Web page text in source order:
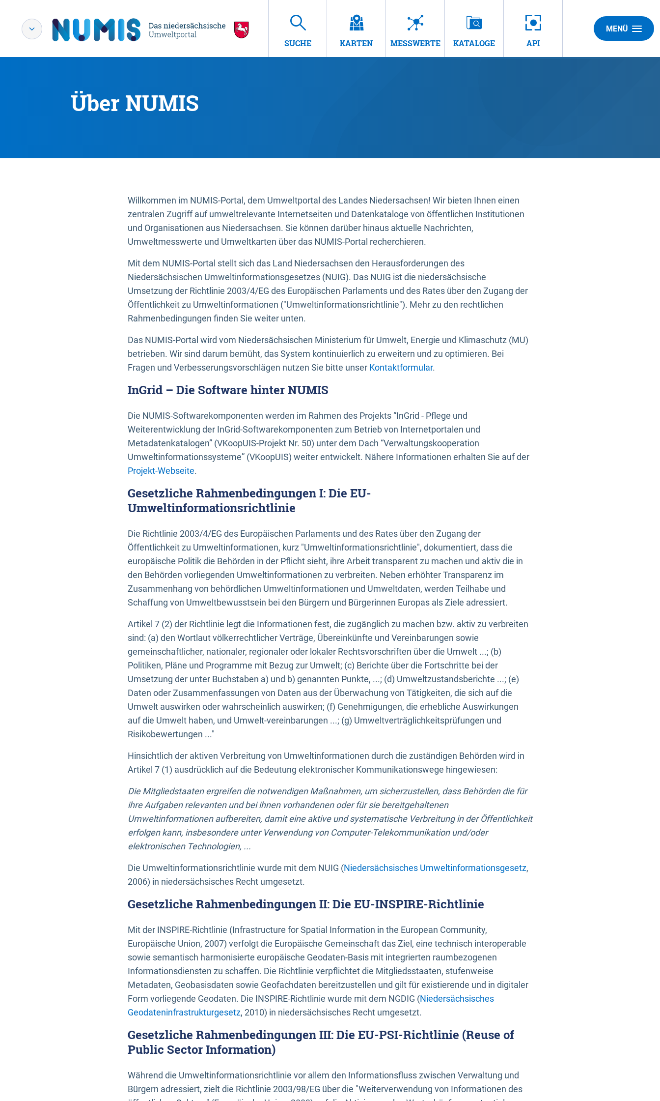
SUCHE KARTEN MESSWERTE KATALOGE API
MENÜ
Über NUMIS
Willkommen im NUMIS-Portal, dem Umweltportal des Landes Niedersachsen! Wir bieten Ihnen einen
zentralen Zugriff auf umweltrelevante Internetseiten und Datenkataloge von öffentlichen Institutionen
und Organisationen aus Niedersachsen. Sie können darüber hinaus aktuelle Nachrichten,
Umweltmesswerte und Umweltkarten über das NUMIS-Portal recherchieren.
Mit dem NUMIS-Portal stellt sich das Land Niedersachsen den Herausforderungen des
Niedersächsischen Umweltinformationsgesetzes (NUIG). Das NUIG ist die niedersächsische
Umsetzung der Richtlinie 2003/4/EG des Europäischen Parlaments und des Rates über den Zugang der
Öffentlichkeit zu Umweltinformationen ("Umweltinformationsrichtlinie"). Mehr zu den rechtlichen
Rahmenbedingungen finden Sie weiter unten.
Das NUMIS-Portal wird vom Niedersächsischen Ministerium für Umwelt, Energie und Klimaschutz (MU)
betrieben. Wir sind darum bemüht, das System kontinuierlich zu erweitern und zu optimieren. Bei
Fragen und Verbesserungsvorschlägen nutzen Sie bitte unser Kontaktformular.
InGrid – Die Software hinter NUMIS
Die NUMIS-Softwarekomponenten werden im Rahmen des Projekts “InGrid - Pflege und
Weiterentwicklung der InGrid-Softwarekomponenten zum Betrieb von Internetportalen und
Metadatenkatalogen” (VKoopUIS-Projekt Nr. 50) unter dem Dach “Verwaltungskooperation
Umweltinformationssysteme” (VKoopUIS) weiter entwickelt. Nähere Informationen erhalten Sie auf der
Projekt-Webseite.
Gesetzliche Rahmenbedingungen I: Die EU-
Umweltinformationsrichtlinie
Die Richtlinie 2003/4/EG des Europäischen Parlaments und des Rates über den Zugang der
Öffentlichkeit zu Umweltinformationen, kurz "Umweltinformationsrichtlinie", dokumentiert, dass die
europäische Politik die Behörden in der Pflicht sieht, ihre Arbeit transparent zu machen und aktiv die in
den Behörden vorliegenden Umweltinformationen zu verbreiten. Neben erhöhter Transparenz im
Zusammenhang von behördlichen Umweltinformationen und Umweltdaten, werden Teilhabe und
Schaffung von Umweltbewusstsein bei den Bürgern und Bürgerinnen Europas als Ziele adressiert.
Artikel 7 (2) der Richtlinie legt die Informationen fest, die zugänglich zu machen bzw. aktiv zu verbreiten
sind: (a) den Wortlaut völkerrechtlicher Verträge, Übereinkünfte und Vereinbarungen sowie
gemeinschaftlicher, nationaler, regionaler oder lokaler Rechtsvorschriften über die Umwelt ...; (b)
Politiken, Pläne und Programme mit Bezug zur Umwelt; (c) Berichte über die Fortschritte bei der
Umsetzung der unter Buchstaben a) und b) genannten Punkte, ...; (d) Umweltzustandsberichte ...; (e)
Daten oder Zusammenfassungen von Daten aus der Überwachung von Tätigkeiten, die sich auf die
Umwelt auswirken oder wahrscheinlich auswirken; (f) Genehmigungen, die erhebliche Auswirkungen
auf die Umwelt haben, und Umwelt-vereinbarungen ...; (g) Umweltverträglichkeitsprüfungen und
Risikobewertungen ..."
Hinsichtlich der aktiven Verbreitung von Umweltinformationen durch die zuständigen Behörden wird in
Artikel 7 (1) ausdrücklich auf die Bedeutung elektronischer Kommunikationswege hingewiesen:
Die Mitgliedstaaten ergreifen die notwendigen Maßnahmen, um sicherzustellen, dass Behörden die für
ihre Aufgaben relevanten und bei ihnen vorhandenen oder für sie bereitgehaltenen
Umweltinformationen aufbereiten, damit eine aktive und systematische Verbreitung in der Öffentlichkeit
erfolgen kann, insbesondere unter Verwendung von Computer-Telekommunikation und/oder
elektronischen Technologien, ...
Die Umweltinformationsrichtlinie wurde mit dem NUIG (Niedersächsisches Umweltinformationsgesetz,
2006) in niedersächsisches Recht umgesetzt.
Gesetzliche Rahmenbedingungen II: Die EU-INSPIRE-Richtlinie
Mit der INSPIRE-Richtlinie (Infrastructure for Spatial Information in the European Community,
Europäische Union, 2007) verfolgt die Europäische Gemeinschaft das Ziel, eine technisch interoperable
sowie semantisch harmonisierte europäische Geodaten-Basis mit integrierten raumbezogenen
Informationsdiensten zu schaffen. Die Richtlinie verpflichtet die Mitgliedsstaaten, stufenweise
Metadaten, Geobasisdaten sowie Geofachdaten bereitzustellen und gilt für existierende und in digitaler
Form vorliegende Geodaten. Die INSPIRE-Richtlinie wurde mit dem NGDIG (Niedersächsisches
Geodateninfrastrukturgesetz, 2010) in niedersächsisches Recht umgesetzt.
Gesetzliche Rahmenbedingungen III: Die EU-PSI-Richtlinie (Reuse of
Public Sector Information)
Während die Umweltinformationsrichtlinie vor allem den Informationsfluss zwischen Verwaltung und
Bürgern adressiert, zielt die Richtlinie 2003/98/EG über die "Weiterverwendung von Informationen des